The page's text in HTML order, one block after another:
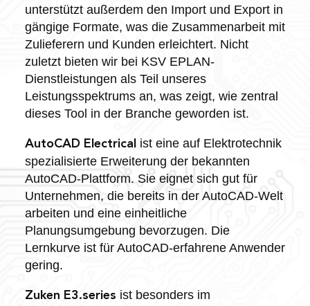
unterstützt außerdem den Import und Export in
gängige Formate, was die Zusammenarbeit mit
Zulieferern und Kunden erleichtert. Nicht
zuletzt bieten wir bei KSV EPLAN-
Dienstleistungen als Teil unseres
Leistungsspektrums an, was zeigt, wie zentral
dieses Tool in der Branche geworden ist.
AutoCAD Electrical ist eine auf Elektrotechnik
spezialisierte Erweiterung der bekannten
AutoCAD-Plattform. Sie eignet sich gut für
Unternehmen, die bereits in der AutoCAD-Welt
arbeiten und eine einheitliche
Planungsumgebung bevorzugen. Die
Lernkurve ist für AutoCAD-erfahrene Anwender
gering.
Zuken E3.series ist besonders im